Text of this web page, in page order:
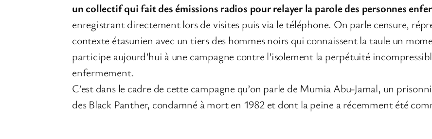
un collectif qui fait des émissions radios pour relayer la parole des personnes
enregistrant directement lors de visites puis via le téléphone. On parle censure,
contexte étasunien avec un tiers des hommes noirs qui connaissent la taule un
participe aujourd’hui à une campagne contre l’isolement la perpétuité
enfermement.
C’est dans le cadre de cette campagne qu’on parle de Mumia Abu-Jamal, un
des Black Panther, condamné à mort en 1982 et dont la peine a récemment été